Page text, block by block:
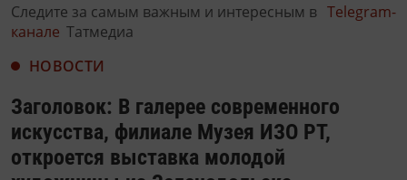
Следите за самым важным и интересным в Telegram-
канале Татмедиа
НОВОСТИ
Заголовок: В галерее современного
искусства, филиале Музея ИЗО РТ,
откроется выставка молодой